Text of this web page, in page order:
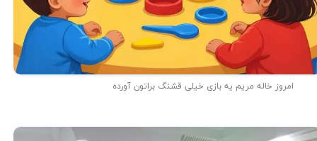
امروز خاله مریم یه بازی خیلی قشنگ براتون آورده